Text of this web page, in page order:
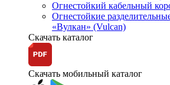
Огнестойкий кабельный
Огнестойкие
«Вулкан» (Vulcan)
Скачать каталог
Скачать мобильный каталог